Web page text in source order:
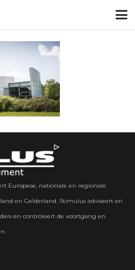
Europese, nationale en regionale
en Gelderland. Stimulus adviseert en
en controleert de voortgang en